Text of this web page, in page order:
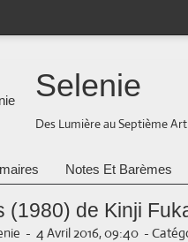
Selenie
Des Lumière au Septième Art
Notes Et Barèmes
(1980) de Kinji
- 4 Avril 2016, 09:40 -